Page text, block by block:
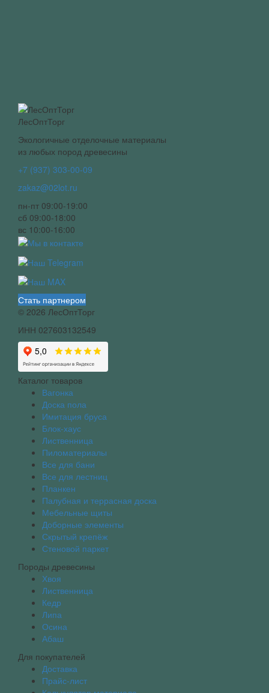
ЛесОптТорг
Экологичные отделочные материалы
из любых пород древесины
+7 (937) 303-00-09
zakaz@02lot.ru
пн-пт 09:00-19:00
сб 09:00-18:00
вс 10:00-16:00
Стать партнером
© 2026 ЛесОптТорг
ИНН 027603132549
Каталог товаров
Вагонка
Доска пола
Имитация бруса
Блок-хаус
Лиственница
Пиломатериалы
Все для бани
Все для лестниц
Планкен
Палубная и террасная доска
Мебельные щиты
Доборные элементы
Скрытый крепёж
Стеновой паркет
Породы древесины
Хвоя
Лиственница
Кедр
Липа
Осина
Абаш
Для покупателей
Доставка
Прайс-лист